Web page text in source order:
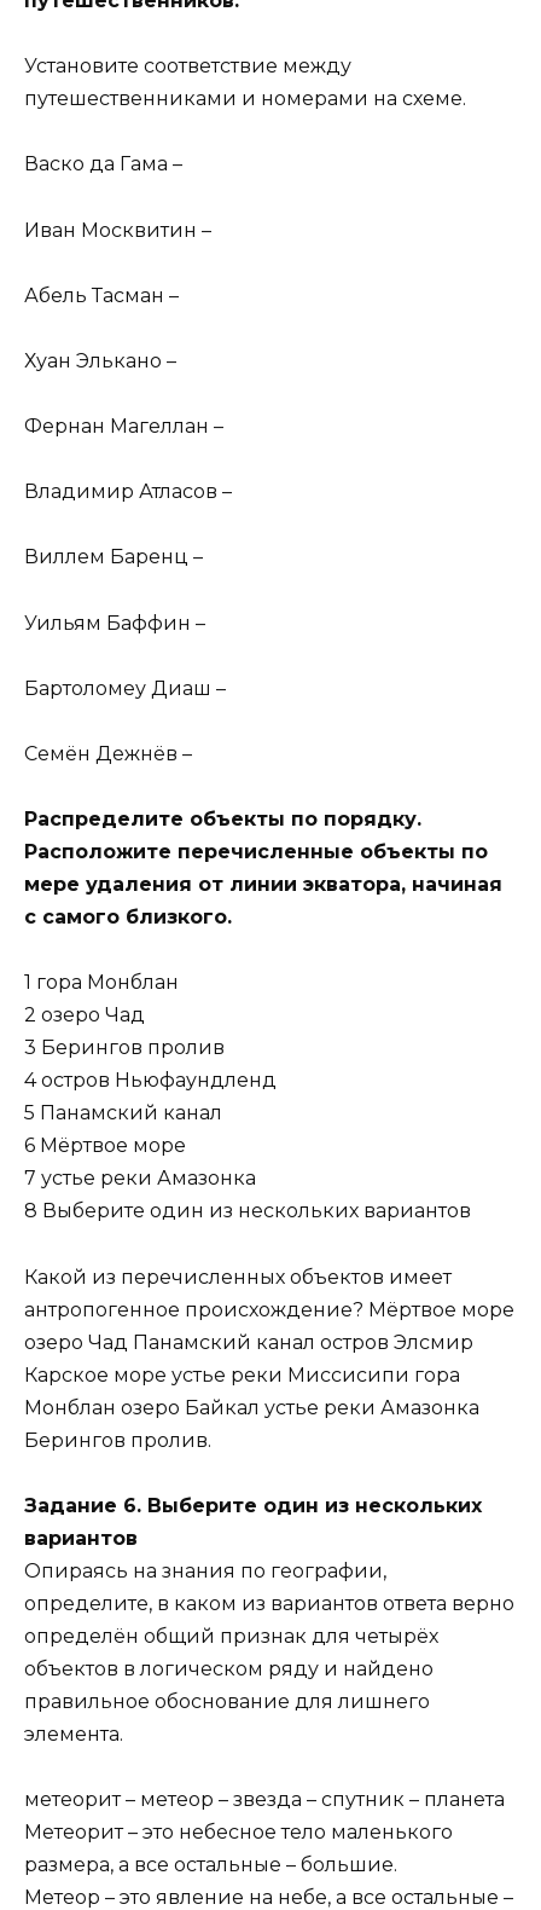
Установите соответствие между
путешественниками и номерами на схеме.
Васко да Гама –
Иван Москвитин –
Абель Тасман –
Хуан Элькано –
Фернан Магеллан –
Владимир Атласов –
Виллем Баренц –
Уильям Баффин –
Бартоломеу Диаш –
Семён Дежнёв –
Распределите объекты по порядку.
Расположите перечисленные объекты по
мере удаления от линии экватора, начиная
с самого близкого.
1 гора Монблан
2 озеро Чад
3 Берингов пролив
4 остров Ньюфаундленд
5 Панамский канал
6 Мёртвое море
7 устье реки Амазонка
8 Выберите один из нескольких вариантов
Какой из перечисленных объектов имеет
антропогенное происхождение? Мёртвое море
озеро Чад Панамский канал остров Элсмир
Карское море устье реки Миссисипи гора
Монблан озеро Байкал устье реки Амазонка
Берингов пролив.
Задание 6. Выберите один из нескольких
вариантов
Опираясь на знания по географии,
определите, в каком из вариантов ответа верно
определён общий признак для четырёх
объектов в логическом ряду и найдено
правильное обоснование для лишнего
элемента.
метеорит – метеор – звезда – спутник – планета
Метеорит – это небесное тело маленького
размера, а все остальные – большие.
Метеор – это явление на небе, а все остальные –